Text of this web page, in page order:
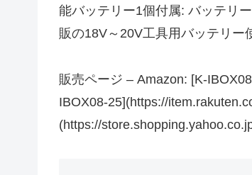
能バッテリー1個付属: バッテリ
販の18V～20V工具用バッテリー
販売ページ – Amazon: [K-
IBOX08-25](https://
(https://